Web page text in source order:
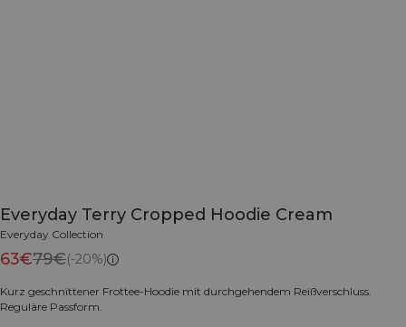
Everyday Terry Cropped Hoodie Cream
Everyday Collection
63€79€(-20%)
Kurz geschnittener Frottee-Hoodie mit durchgehendem Reißverschluss.
Reguläre Passform.